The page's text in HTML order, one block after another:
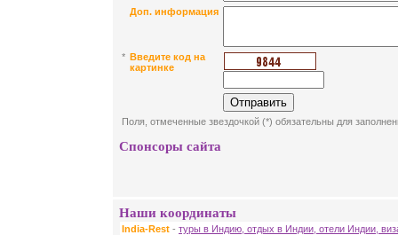
Доп. информация
* Введите код на
картинке
Поля, отмеченные звездочкой (*) обязательны для
Спонсоры сайта
Наши координаты
India-Rest - туры в Индию, отдых в Индии, отели Индии,